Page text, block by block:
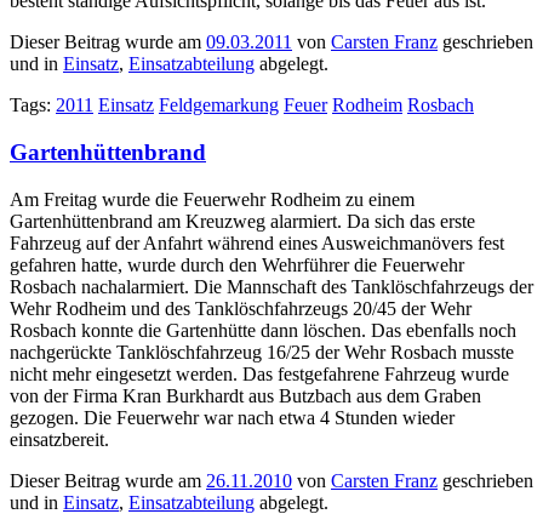
Dieser Beitrag wurde am 09.03.2011 von Carsten Franz geschrieben
und in Einsatz, Einsatzabteilung abgelegt.
Tags: 2011 Einsatz Feldgemarkung Feuer Rodheim Rosbach
Gartenhüttenbrand
Am Freitag wurde die Feuerwehr Rodheim zu einem
Gartenhüttenbrand am Kreuzweg alarmiert. Da sich das erste
Fahrzeug auf der Anfahrt während eines Ausweichmanövers fest
gefahren hatte, wurde durch den Wehrführer die Feuerwehr
Rosbach nachalarmiert. Die Mannschaft des Tanklöschfahrzeugs der
Wehr Rodheim und des Tanklöschfahrzeugs 20/45 der Wehr
Rosbach konnte die Gartenhütte dann löschen. Das ebenfalls noch
nachgerückte Tanklöschfahrzeug 16/25 der Wehr Rosbach musste
nicht mehr eingesetzt werden. Das festgefahrene Fahrzeug wurde
von der Firma Kran Burkhardt aus Butzbach aus dem Graben
gezogen. Die Feuerwehr war nach etwa 4 Stunden wieder
einsatzbereit.
Dieser Beitrag wurde am 26.11.2010 von Carsten Franz geschrieben
und in Einsatz, Einsatzabteilung abgelegt.